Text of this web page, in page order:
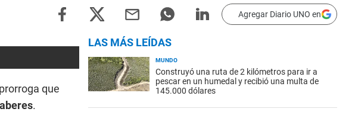
Agregar Diario UNO en
que
.
LAS MÁS LEÍDAS
MUNDO
Construyó una ruta de 2 kilómetros para ir a
pescar en un humedal y recibió una multa de
145.000 dólares